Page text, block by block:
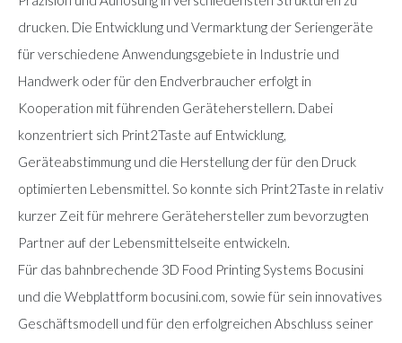
drucken. Die Entwicklung und Vermarktung der Seriengeräte
für verschiedene Anwendungsgebiete in Industrie und
Handwerk oder für den Endverbraucher erfolgt in
Kooperation mit führenden Geräteherstellern. Dabei
konzentriert sich Print2Taste auf Entwicklung,
Geräteabstimmung und die Herstellung der für den Druck
optimierten Lebensmittel. So konnte sich Print2Taste in relativ
kurzer Zeit für mehrere Gerätehersteller zum bevorzugten
Partner auf der Lebensmittelseite entwickeln.
Für das bahnbrechende 3D Food Printing Systems Bocusini
und die Webplattform bocusini.com, sowie für sein innovatives
Geschäftsmodell und für den erfolgreichen Abschluss seiner